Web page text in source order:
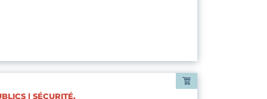
| SÉCURITÉ,